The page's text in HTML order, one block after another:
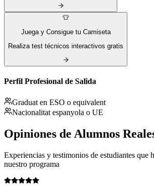
👕
Juega y Consigue tu Camiseta
Realiza test técnicos interactivos gratis
Perfil Profesional de Salida
Graduat en ESO o equivalent
Nacionalitat espanyola o UE
Opiniones de Alumnos
Experiencias y testimonios de estudiantes que
nuestro programa